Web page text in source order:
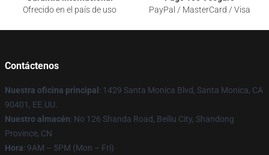
Ofrecido en el país de uso
PayPal / MasterCard / Visa
Contáctenos
Nuestra oficina principal : 1429 Santa Monica Blvd, Santa Monica, CA
90401, EE.UU.
Nuestro almacén: No 126 Shanda Road, Beiliu City, Shandong
Province, CN
Hora: 9AM – 5PM (Mon – Fri)